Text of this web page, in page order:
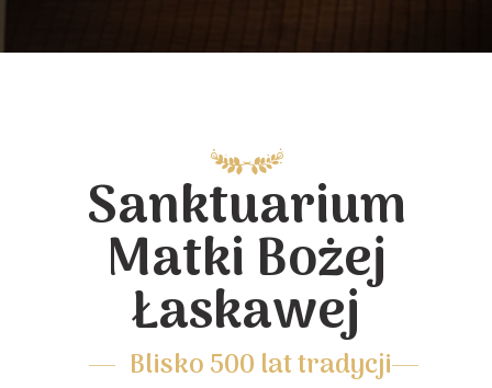
Sanktuarium
Matki Bożej
Łaskawej
Blisko 500 lat tradycji